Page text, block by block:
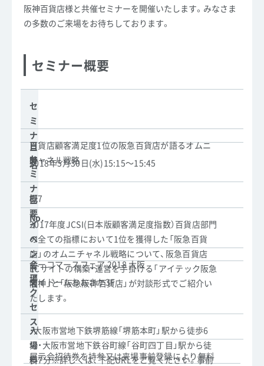
阪神百貨店様と共催セミナーを開催いたします。 みなさま
の多数のご来場をお待ちしております。
セミナー概要
セ
ミ
ナ
ー
名
百貨店顧客満足度1位の阪急百貨店が語るオムニ
チャネル戦略
日
時
2018年5月30日(水)15:15～15:45
セ
ミ
ナ
ー
No.
E-7
概
要
2017年度JCSI(日本版顧客満足度指数）百貨店部門
の全ての指標において1位を獲得した「阪急百貨
店」のオムニチャネル戦略について、阪急百貨店
ECサイトの構築・運営を手掛ける「アイテック阪急
阪神」と「阪急阪神百貨店」が対談形式でご紹介い
たします。
イ
ベ
ン
ト
名
イーコマースフェア 2018 大阪
会
場
マイドームおおさか3F
ア
ク
セ
ス
・大阪市営地下鉄堺筋線「堺筋本町」駅から徒歩6
分・大阪市営地下鉄谷町線「谷町四丁目」駅から徒
歩7分※詳しくは、下記URLをご覧ください。事前
入
場
料
展示会招待券を持参又は来場事前登録により無料